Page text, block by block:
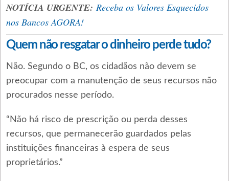
NOTÍCIA URGENTE: Receba os Valores Esquecidos
nos Bancos AGORA!
Quem não resgatar o dinheiro perde tudo?
Não. Segundo o BC, os cidadãos não devem se
preocupar com a manutenção de seus recursos não
procurados nesse período.
“Não há risco de prescrição ou perda desses
recursos, que permanecerão guardados pelas
instituições financeiras à espera de seus
proprietários.”